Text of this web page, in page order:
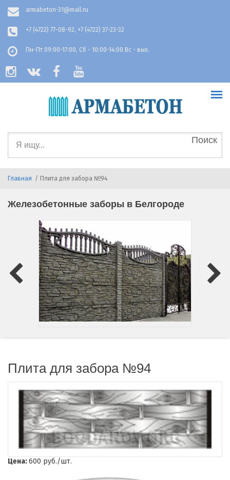
armabeton-31@mail.ru
+7 (4722) 77-08-92, +7 (4722) 37-23-32
Пн-Пт 09:00-17:00, Сб - 10:00-14:00 Вс - вых.
Форма
поиска
Главная / Плита для забора №94
Железобетонные заборы в Белгороде
Плита для забора №94
Цена:600 руб./шт.